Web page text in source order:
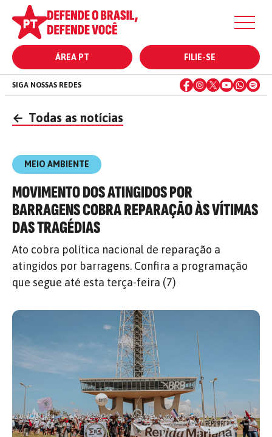
ÁREA PT FILIE-SE
SIGA NOSSAS REDES
← Todas as notícias
MEIO AMBIENTE
MOVIMENTO DOS ATINGIDOS POR
BARRAGENS COBRA REPARAÇÃO ÀS VÍTIMAS
DAS TRAGÉDIAS
Ato cobra política nacional de reparação a
atingidos por barragens. Confira a programação
que segue até esta terça-feira (7)